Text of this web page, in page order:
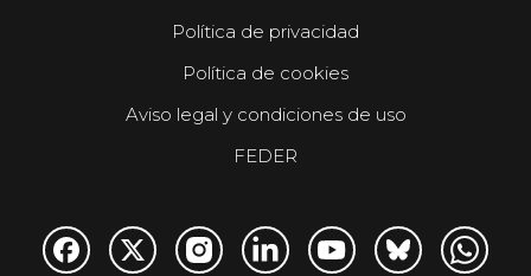
Política de privacidad
Política de cookies
Aviso legal y condiciones de uso
FEDER